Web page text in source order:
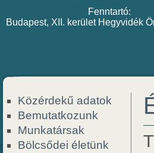
Fenntartó:
Budapest, XII. kerület Hegyvidék
Közérdekű adatok
Bemutatkozunk
Munkatársak
Bölcsődei életünk